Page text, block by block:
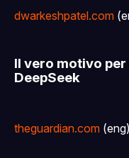
dwarkeshpatel.com
Il vero motivo
DeepSeek
theguardian.com (eng)